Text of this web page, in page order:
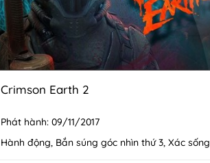
Crimson Earth 2
Phát hành: 09/11/2017
Hành động Bắn súng góc nhìn thứ 3 Xác sống